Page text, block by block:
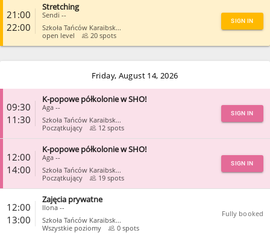
21:00
22:00
Stretching
Sendi --
Szkoła Tańców Karaibsk...
open level
20 spots
SIGN IN
CLOSE
Friday, August 14, 2026
09:30
11:30
K-popowe półkolonie w SHO!
Aga --
Szkoła Tańców Karaibsk...
Początkujący
12 spots
SIGN IN
12:00
14:00
K-popowe półkolonie w SHO!
Aga --
Szkoła Tańców Karaibsk...
Początkujący
19 spots
SIGN IN
12:00
13:00
Zajęcia prywatne
Ilona --
Szkoła Tańców Karaibsk...
Wszystkie poziomy
0 spots
Fully booked